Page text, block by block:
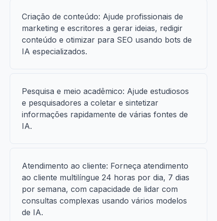
Criação de conteúdo: Ajude profissionais de
marketing e escritores a gerar ideias, redigir
conteúdo e otimizar para SEO usando bots de
IA especializados.
Pesquisa e meio acadêmico: Ajude estudiosos
e pesquisadores a coletar e sintetizar
informações rapidamente de várias fontes de
IA.
Atendimento ao cliente: Forneça atendimento
ao cliente multilíngue 24 horas por dia, 7 dias
por semana, com capacidade de lidar com
consultas complexas usando vários modelos
de IA.